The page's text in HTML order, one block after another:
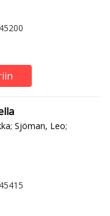
; Sjöman, Leo;